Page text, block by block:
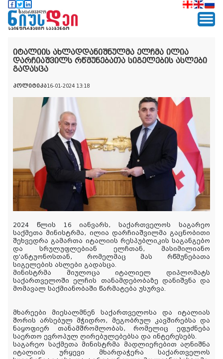
იტალიის ახლადდანიშნულმა ელჩმა ილია
დარჩიაშვილს რწმუნებათა სიგელების ასლები
გადასცა
პოლიტიკა16-01-2024 13:18
2024 წლის 16 იანვარს, საქართველოს საგარეო
საქმეთა მინისტრმა, ილია დარჩიაშვილმა გაცნობითი
შეხვედრა გამართა იტალიის რესპუბლიკის საგანგებო
და სრულუფლებიან ელჩთან, მასიმილიანო
დ'ანტუონოსთან, რომელმაც მას რწმუნებათა
სიგელების ასლები გადასცა.
მინისტრმა მიულოცა იტალიელ დიპლომატს
საქართველოში ელჩის თანამდებობაზე დანიშვნა და
მომავალ საქმიანობაში წარმატება უსურვა.
მხარეები მიესალმნენ საქართველოსა და იტალიას
შორის არსებულ მჭიდრო, მეგობრულ კავშირებსა და
ნაყოფიერ თანამშრომლობას, რომელიც ეფუძნება
საერთო ევროპულ ღირებულებებსა და ინტერესებს.
საგარეო საქმეთა მინისტრმა მადლიერებით აღნიშნა
იტალიის ურყევი მხარდაჭერა საქართველოს